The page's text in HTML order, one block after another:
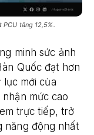
tăng 12,5%.
minh sức ảnh
Quốc đạt hơn
mới của
mức cao
trực tiếp, trở
năng động nhất